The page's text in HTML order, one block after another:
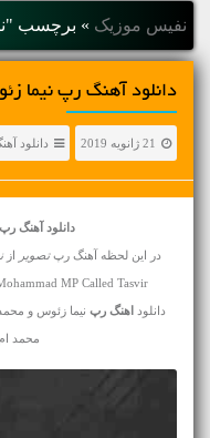
نفیس موزیک » برچسب
دانلود آهنگ رپ نیما
21 ژانویه 2019 دانلود
دانلود آهنگ رپ
در این لحظه آهنگ رپتصویر از
MP Called Tasvir
دانلود اهنگ رپ
محمد